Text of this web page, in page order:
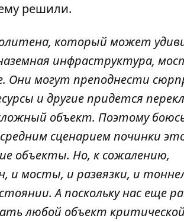
решили.
который может
инфраструктура,
Они могут преподнести
и другие придется
объект. Поэтому
сценарием починки
объекты. Но, к сожалению,
и мосты, и развязки, и
А поскольку нас еще
любой объект